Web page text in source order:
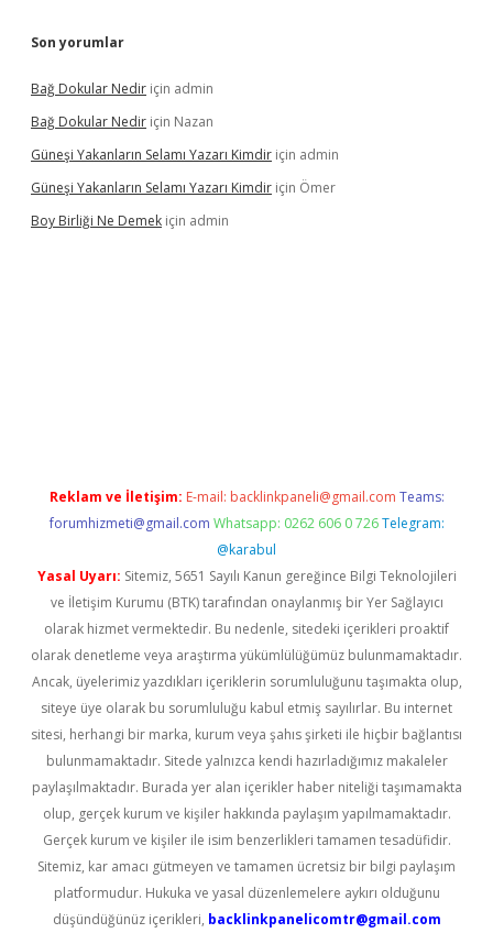
Son yorumlar
Bağ Dokular Nedir için admin
Bağ Dokular Nedir için Nazan
Güneşi Yakanların Selamı Yazarı Kimdir için admin
Güneşi Yakanların Selamı Yazarı Kimdir için Ömer
Boy Birliği Ne Demek için admin
Reklam ve İletişim: E-mail: backlinkpaneli@gmail.com Teams:
forumhizmeti@gmail.com Whatsapp: 0262 606 0 726 Telegram:
@karabul
Yasal Uyarı: Sitemiz, 5651 Sayılı Kanun gereğince Bilgi Teknolojileri
ve İletişim Kurumu (BTK) tarafından onaylanmış bir Yer Sağlayıcı
olarak hizmet vermektedir. Bu nedenle, sitedeki içerikleri proaktif
olarak denetleme veya araştırma yükümlülüğümüz bulunmamaktadır.
Ancak, üyelerimiz yazdıkları içeriklerin sorumluluğunu taşımakta olup,
siteye üye olarak bu sorumluluğu kabul etmiş sayılırlar. Bu internet
sitesi, herhangi bir marka, kurum veya şahıs şirketi ile hiçbir bağlantısı
bulunmamaktadır. Sitede yalnızca kendi hazırladığımız makaleler
paylaşılmaktadır. Burada yer alan içerikler haber niteliği taşımamakta
olup, gerçek kurum ve kişiler hakkında paylaşım yapılmamaktadır.
Gerçek kurum ve kişiler ile isim benzerlikleri tamamen tesadüfidir.
Sitemiz, kar amacı gütmeyen ve tamamen ücretsiz bir bilgi paylaşım
platformudur. Hukuka ve yasal düzenlemelere aykırı olduğunu
düşündüğünüz içerikleri, backlinkpanelicomtr@gmail.com